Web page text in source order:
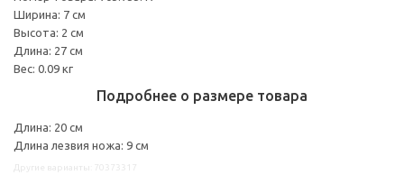
Ширина: 7 см
Высота: 2 см
Длина: 27 см
Вес: 0.09 кг
Подробнее о размере товара
Длина: 20 см
Длина лезвия ножа: 9 см